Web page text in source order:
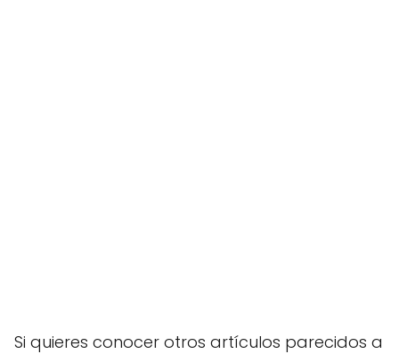
Si quieres conocer otros artículos parecidos a